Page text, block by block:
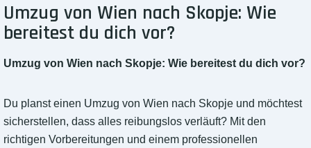
Umzug von Wien nach Skopje: Wie
bereitest du dich vor?
Umzug von Wien nach Skopje: Wie bereitest du dich vor?
Du planst einen Umzug von Wien nach Skopje und möchtest
sicherstellen, dass alles reibungslos verläuft? Mit den
richtigen Vorbereitungen und einem professionellen